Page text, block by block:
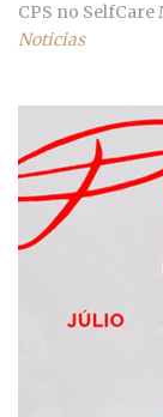
CPS no
Noticias